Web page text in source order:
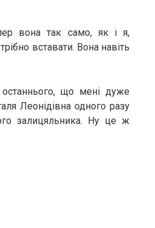
вона так само, як і я,
вставати. Вона навіть
що мені дуже
Леонідівна одного разу
залицяльника. Ну це ж